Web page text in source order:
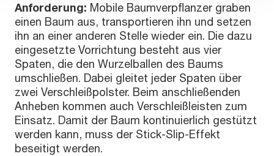
Anforderung: Mobile Baumverpflanzer graben
einen Baum aus, transportieren ihn und setzen
ihn an einer anderen Stelle wieder ein. Die dazu
eingesetzte Vorrichtung besteht aus vier
Spaten, die den Wurzelballen des Baums
umschließen. Dabei gleitet jeder Spaten über
zwei Verschleißpolster. Beim anschließenden
Anheben kommen auch Verschleißleisten zum
Einsatz. Damit der Baum kontinuierlich gestützt
werden kann, muss der Stick-Slip-Effekt
beseitigt werden.